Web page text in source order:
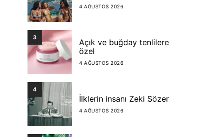
4 AĞUSTOS 2026
3
Açık ve buğday tenlilere
özel
4 AĞUSTOS 2026
4
İlklerin insanı Zeki Sözer
4 AĞUSTOS 2026